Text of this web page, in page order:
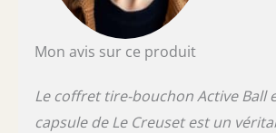
Mon avis sur ce produit
Le coffret tire-bouchon Active Ball
capsule de Le Creuset est un